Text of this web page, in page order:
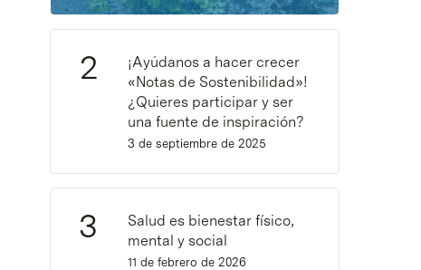
¡Ayúdanos a hacer crecer
«Notas de Sostenibilidad»!
¿Quieres participar y ser
una fuente de inspiración?
3 de septiembre de 2025
Salud es bienestar físico,
mental y social
11 de febrero de 2026